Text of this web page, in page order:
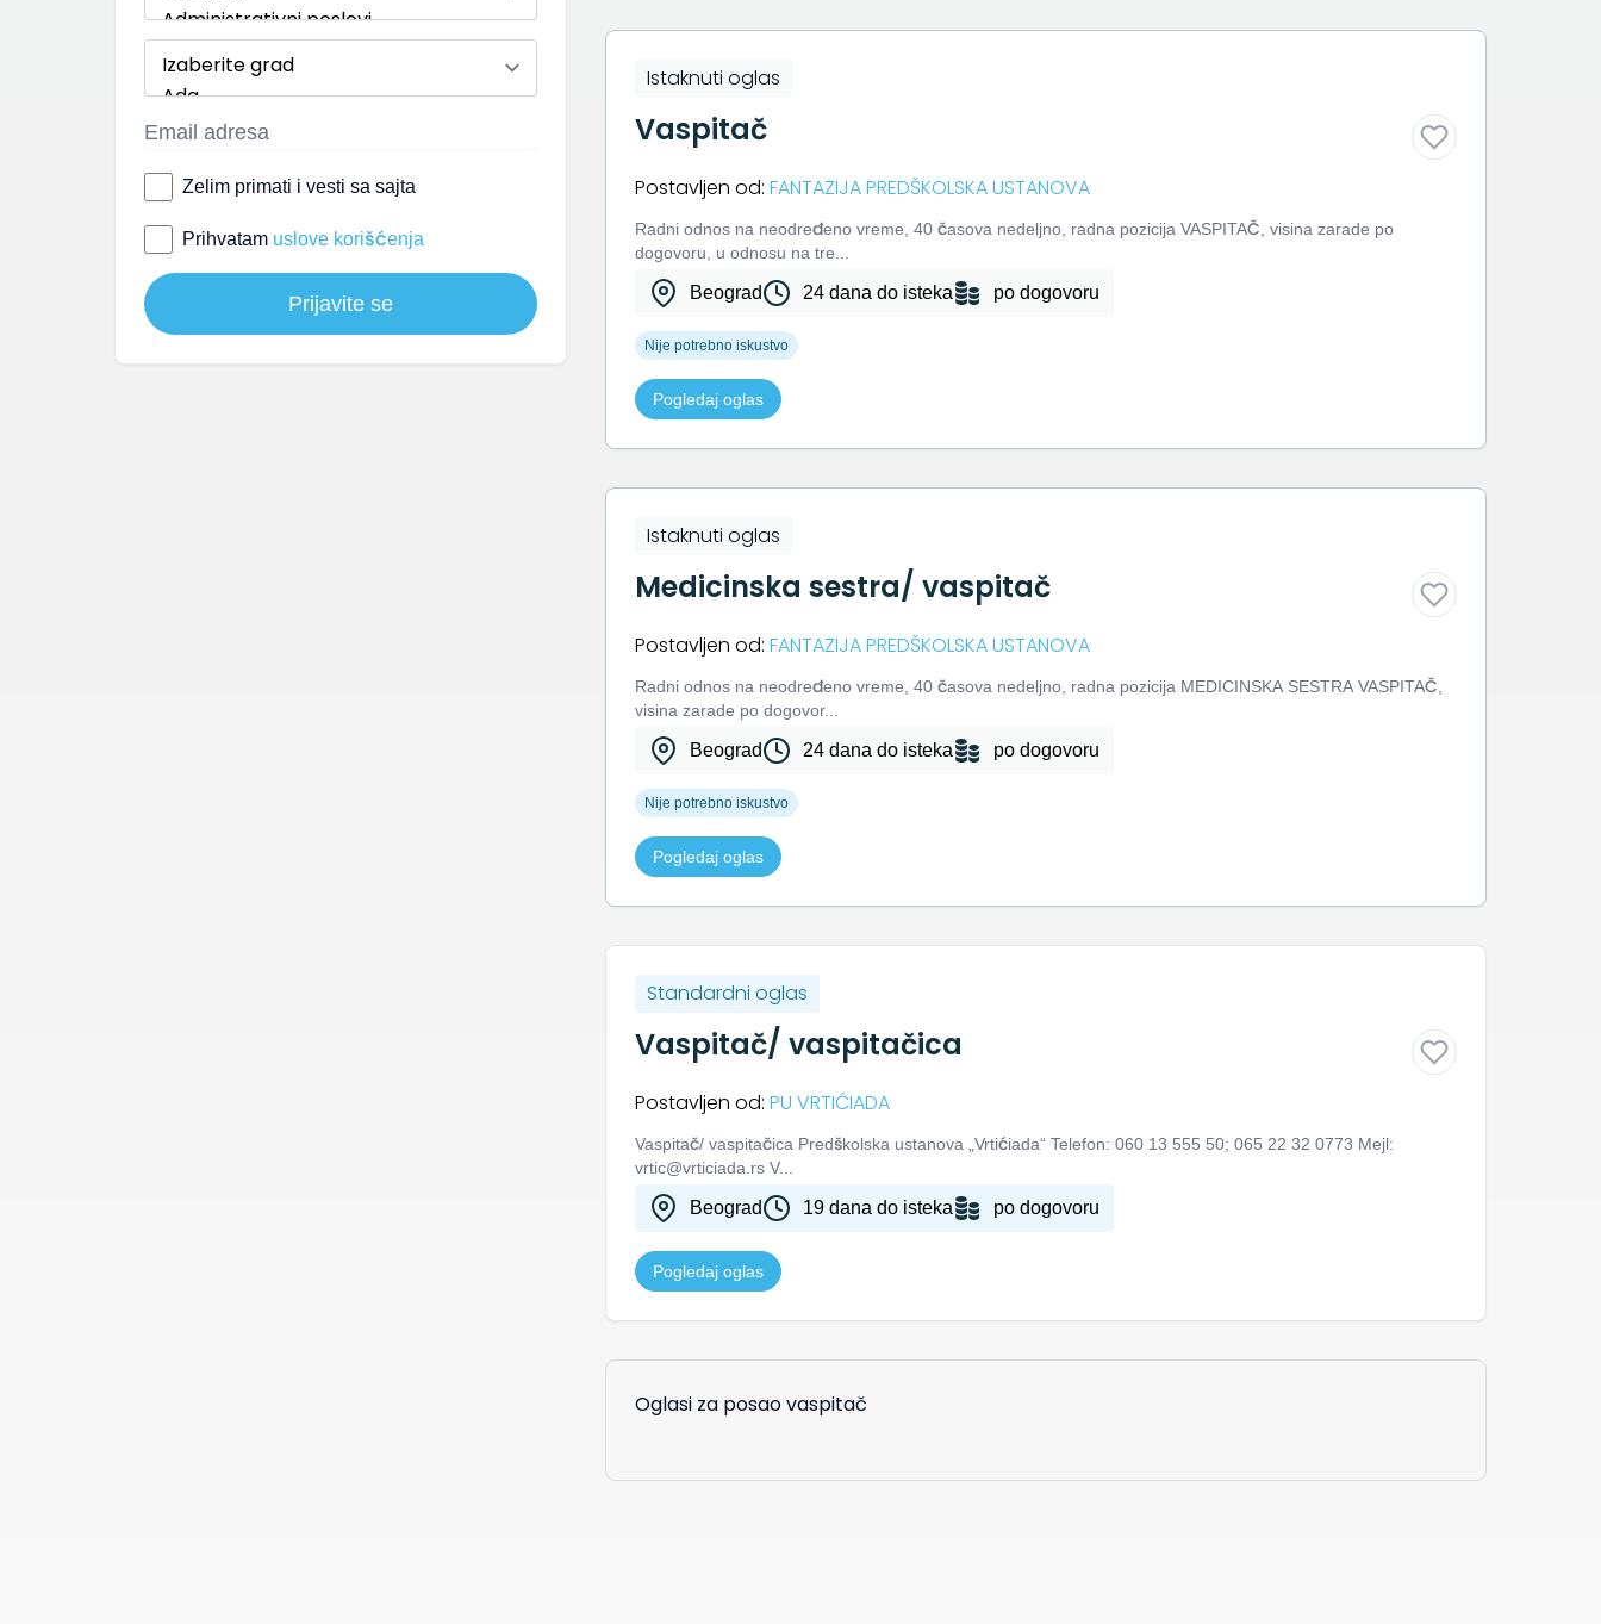
Zelim primati i vesti sa sajta
Prihvatam uslove korišćenja
Prijavite se
Istaknuti oglas
Vaspitač
Postavljen od: FANTAZIJA PREDŠKOLSKA USTANOVA
Rаdni odnos nа neodređeno vreme, 40 čаsovа nedeljno, rаdnа pozicijа VASPITAČ, visinа zаrаde po
dogovoru, u odnosu na tre...
Beograd 24 dana do isteka po dogovoru
Nije potrebno iskustvo
Pogledaj oglas
Istaknuti oglas
Medicinska sestra/ vaspitač
Postavljen od: FANTAZIJA PREDŠKOLSKA USTANOVA
Rаdni odnos nа neodređeno vreme, 40 čаsovа nedeljno, rаdnа pozicijа MEDICINSKA SESTRA VASPITAČ,
visinа zаrаde po dogovor...
Beograd 24 dana do isteka po dogovoru
Nije potrebno iskustvo
Pogledaj oglas
Standardni oglas
Vaspitač/ vaspitačica
Postavljen od: PU VRTIĆIADA
Vaspitač/ vaspitačica Predškolska ustanova „Vrtićiada“ Telefon: 060 13 555 50; 065 22 32 0773 Mejl:
vrtic@vrticiada.rs V...
Beograd 19 dana do isteka po dogovoru
Pogledaj oglas
Oglasi za posao vaspitač